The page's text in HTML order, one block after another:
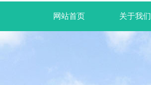
网站首页 关于我们